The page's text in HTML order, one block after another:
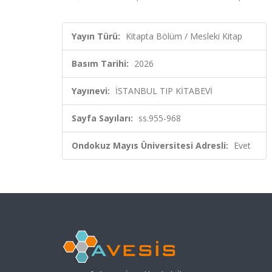
Yayın Türü: Kitapta Bölüm / Mesleki Kitap
Basım Tarihi: 2026
Yayınevi: İSTANBUL TIP KİTABEVİ
Sayfa Sayıları: ss.955-968
Ondokuz Mayıs Üniversitesi Adresli: Evet